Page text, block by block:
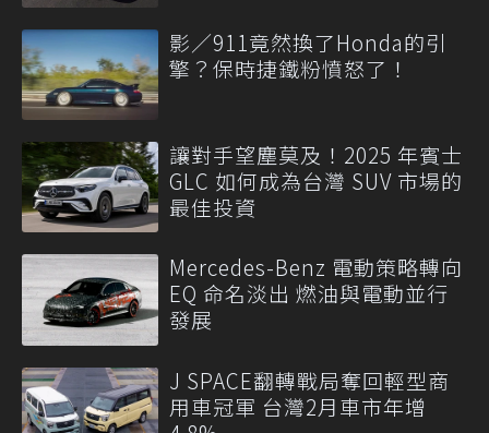
影／911竟然換了Honda的引
擎？保時捷鐵粉憤怒了！
讓對手望塵莫及！2025 年賓士
GLC 如何成為台灣 SUV 市場的
最佳投資
Mercedes-Benz 電動策略轉向
EQ 命名淡出 燃油與電動並行
發展
J SPACE翻轉戰局奪回輕型商
用車冠軍 台灣2月車市年增